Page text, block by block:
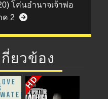
โค่นอำนาจเจ้าพ่อ
ค 2
ยวข้อง
HD